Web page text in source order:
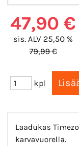
47,90 €
sis. ALV 25,50 %
79,99 €
kpl
Laadukas
karvavuorella.